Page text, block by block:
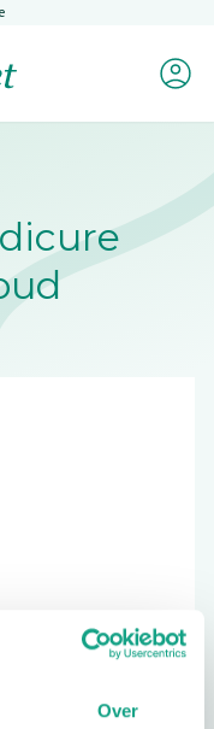
Over
Mijn